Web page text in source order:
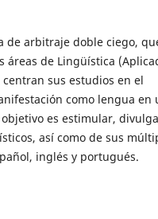
de arbitraje doble ciego,
áreas de Lingüística
sus estudios en el
como lengua en
es estimular,
así como de sus
inglés y portugués.